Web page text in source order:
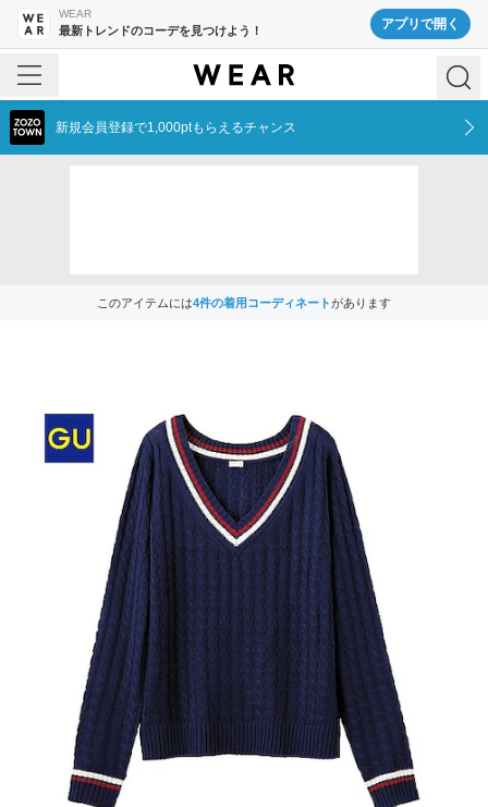
WEAR
最新トレンドのコーデを見つけよう！ アプリで開く
新規会員登録で1,000ptもらえるチャンス
このアイテムには4件の着用コーディネートがあります